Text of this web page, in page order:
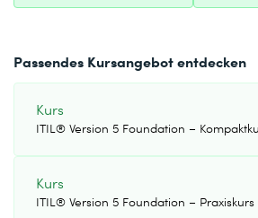
Passendes Kursangebot entdecken
Kurs
ITIL® Version 5 Foundation –
Kurs
ITIL® Version 5 Foundation – Praxiskurs